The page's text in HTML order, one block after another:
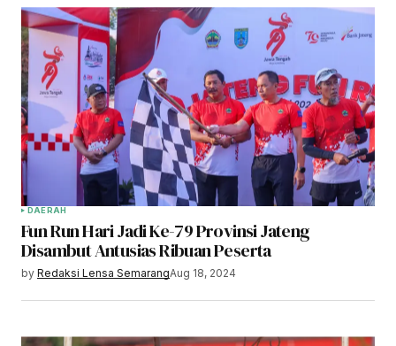
DAERAH
Fun Run Hari Jadi Ke-79 Provinsi Jateng
Disambut Antusias Ribuan Peserta
by Redaksi Lensa SemarangAug 18, 2024